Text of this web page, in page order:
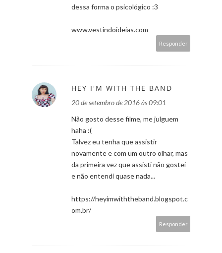
dessa forma o psicológico :3
www.vestindoideias.com
Responder
HEY I'M WITH THE BAND
20 de setembro de 2016 às 09:01
Não gosto desse filme, me julguem
haha :(
Talvez eu tenha que assistir
novamente e com um outro olhar, mas
da primeira vez que assisti não gostei
e não entendi quase nada...
https://heyimwiththeband.blogspot.c
om.br/
Responder